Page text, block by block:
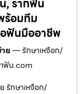
, รากฟัน
ร้อมทีม
ฟันมืออาชีพ
ย — รักษาเหงือก/
ฟัน.com
รักษาเหงือก/